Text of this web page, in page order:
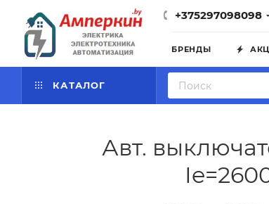
+375297098098
БРЕНДЫ
КАТАЛОГ
Авт.